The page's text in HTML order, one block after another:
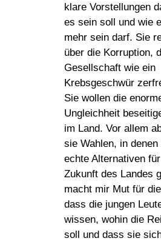
klare Vorstellungen
es sein soll und wie
mehr sein darf. Sie
über die Korruption,
Gesellschaft wie ein
Krebsgeschwür
Sie wollen die
Ungleichheit
im Land. Vor allem
sie Wahlen, in denen
echte Alternativen
Zukunft des Landes
macht mir Mut für
dass die jungen
wissen, wohin die
soll und dass sie